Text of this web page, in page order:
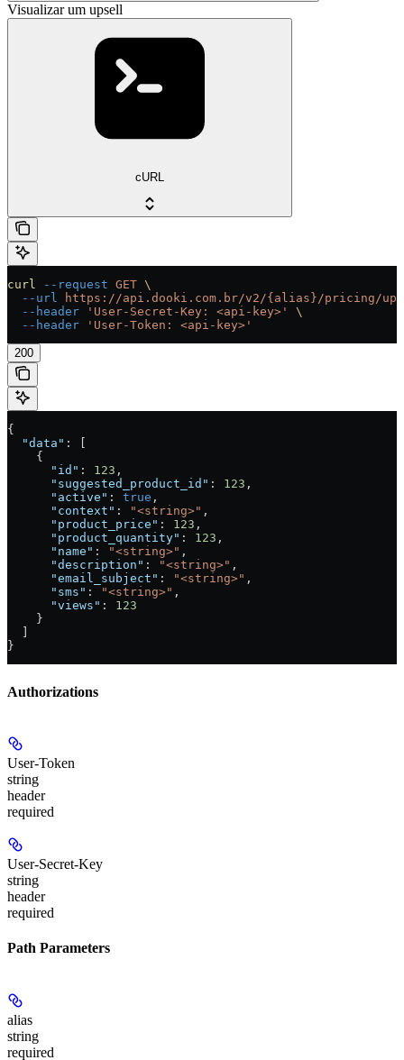
Visualizar um upsell
cURL
curl --request GET \
  --url
https://api.dooki.com.br/v2/{alias}/pricing/
  --header
'User-Secret-Key: <api-key>'
\
  --header
'User-Token: <api-key>'
200
{
  "data"
: [
    {
      "id"
: 123 ,
      "suggested_product_id"
: 123 ,
      "active"
: true ,
      "context"
: "<string>" ,
      "product_price"
: 123 ,
      "product_quantity"
: 123 ,
      "name"
: "<string>" ,
      "description"
: "<string>" ,
      "email_subject"
: "<string>" ,
      "sms"
: "<string>" ,
      "views"
: 123
    }
}
Authorizations
User-Token
string
header
required
User-Secret-Key
string
header
required
Path Parameters
alias
string
required